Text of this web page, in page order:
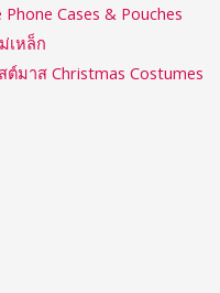
Cases & Pouches
เหล็ก
ต์มาส Christmas Costumes